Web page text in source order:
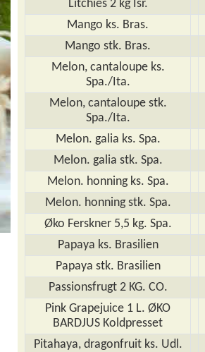
Litchies 2 kg Isr.
Mango ks. Bras.
Mango stk. Bras.
Melon, cantaloupe ks.
Spa./Ita.
Melon, cantaloupe stk.
Spa./Ita.
Melon. galia ks. Spa.
Melon. galia stk. Spa.
Melon. honning ks. Spa.
Melon. honning stk. Spa.
Øko Ferskner 5,5 kg. Spa.
Papaya ks. Brasilien
Papaya stk. Brasilien
Passionsfrugt 2 KG. CO.
Pink Grapejuice 1 L. ØKO
BARDJUS Koldpresset
Pitahaya, dragonfruit ks. Udl.